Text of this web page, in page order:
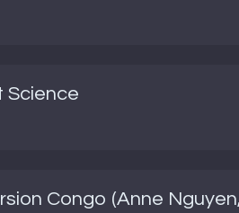
Science
Congo (Anne